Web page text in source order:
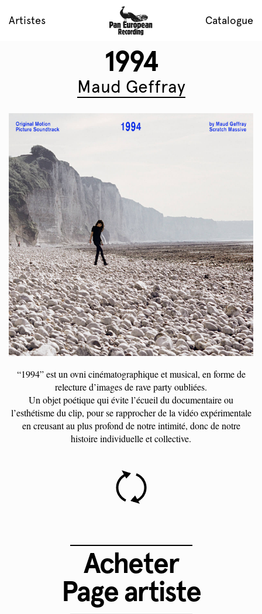
Artistes Catalogue
1994
Maud Geffray
“1994” est un ovni cinématographique et musical, en forme de
relecture d’images de rave party oubliées.
Un objet poétique qui évite l’écueil du documentaire ou
l’esthétisme du clip, pour se rapprocher de la vidéo expérimentale
en creusant au plus profond de notre intimité, donc de notre
histoire individuelle et collective.
Acheter
Page artiste